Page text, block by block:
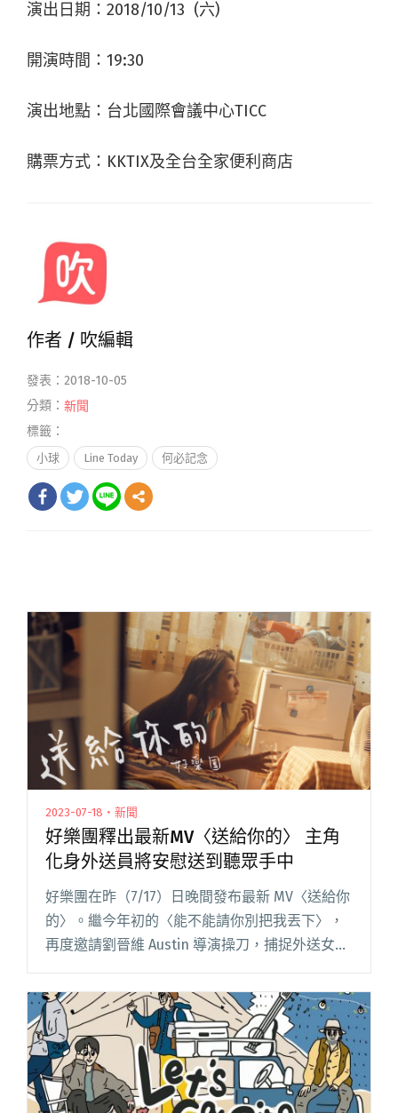
演出日期：2018/10/13 (六)
開演時間：19:30
演出地點：台北國際會議中心TICC
購票方式：KKTIX及全台全家便利商店
作者 / 吹編輯
發表：2018-10-05
分類： 新聞
標籤：
小球 Line Today 何必記念
2023-07-18・新聞
好樂團釋出最新MV〈送給你的〉 主角
化身外送員將安慰送到聽眾手中
好樂團在昨（7/17）日晚間發布最新 MV〈送給你
的〉。繼今年初的〈能不能請你別把我丟下〉，
再度邀請劉晉維 Austin 導演操刀，捕捉外送女孩
日常的酸澀與小確幸時刻。MV 中平淡卻深刻的場
景搭配溫柔的詞曲，娓娓道出好樂團想對大家說
的話：「閱讀全文 "好樂團釋出最新MV〈送給你
的〉 主角化身外送員將安慰送到聽眾手中"